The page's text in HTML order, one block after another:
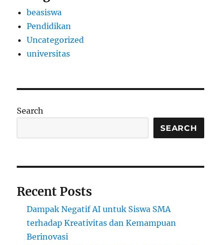
beasiswa
Pendidikan
Uncategorized
universitas
Search
SEARCH
Recent Posts
Dampak Negatif AI untuk Siswa SMA
terhadap Kreativitas dan Kemampuan
Berinovasi